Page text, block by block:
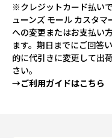
※クレジットカード払い
ューンズ モール カスタ
への変更またはお支払い
ます。期日までにご回答
的に代引きに変更して出
さい。
→ご利用ガイドはこちら